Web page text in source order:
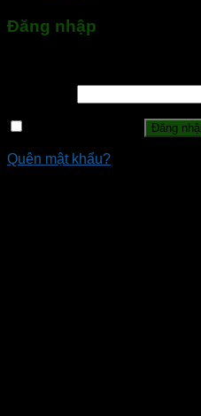
Đăng nhập
Đăng
Quên mật khẩu?